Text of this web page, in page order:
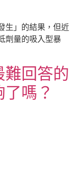
生」的結果，但近
劑量的吸入型暴
回答的
嗎？